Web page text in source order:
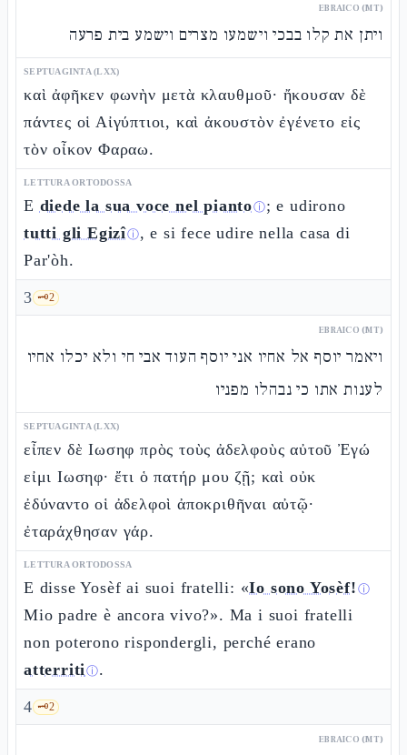
EBRAICO (MT)
ויתן את קלו בבכי וישמעו מצרים וישמע בית פרעה
SEPTUAGINTA (LXX)
καὶ ἀφῆκεν φωνὴν μετὰ κλαυθμοῦ· ἤκουσαν δὲ
πάντες οἱ Αἰγύπτιοι, καὶ ἀκουστὸν ἐγένετο εἰς
τὸν οἶκον Φαραω.
LETTURA ORTODOSSA
E diede la sua voce nel piantoⓘ; e udirono
tutti gli Egizîⓘ, e si fece udire nella casa di
Par'òh.
3 🗝️2
EBRAICO (MT)
ויאמר יוסף אל אחיו אני יוסף העוד אבי חי ולא יכלו אחיו
לענות אתו כי נבהלו מפניו
SEPTUAGINTA (LXX)
εἶπεν δὲ Ιωσηφ πρὸς τοὺς ἀδελφοὺς αὐτοῦ Ἐγώ
εἰμι Ιωσηφ· ἔτι ὁ πατήρ μου ζῇ; καὶ οὐκ
ἐδύναντο οἱ ἀδελφοὶ ἀποκριθῆναι αὐτῷ·
ἐταράχθησαν γάρ.
LETTURA ORTODOSSA
E disse Yosèf ai suoi fratelli: «Io sono Yosèf! ⓘ
Mio padre è ancora vivo?». Ma i suoi fratelli
non poterono rispondergli, perché erano
atterritiⓘ.
4 🗝️2
EBRAICO (MT)